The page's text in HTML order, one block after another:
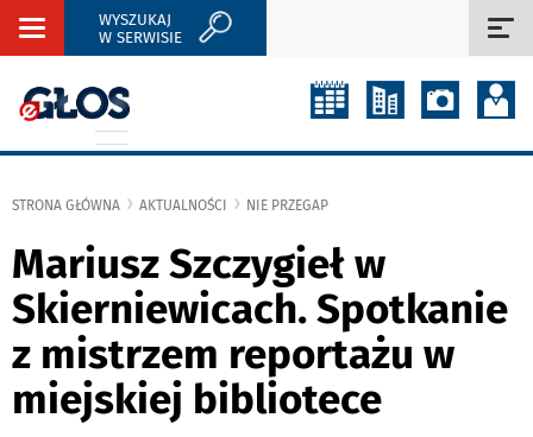
Rozwiń
WYSZUKAJ
W SERWISIE
STRONA GŁÓWNA AKTUALNOŚCI NIE PRZEGAP
Mariusz Szczygieł w
Skierniewicach. Spotkanie
z mistrzem reportażu w
miejskiej bibliotece